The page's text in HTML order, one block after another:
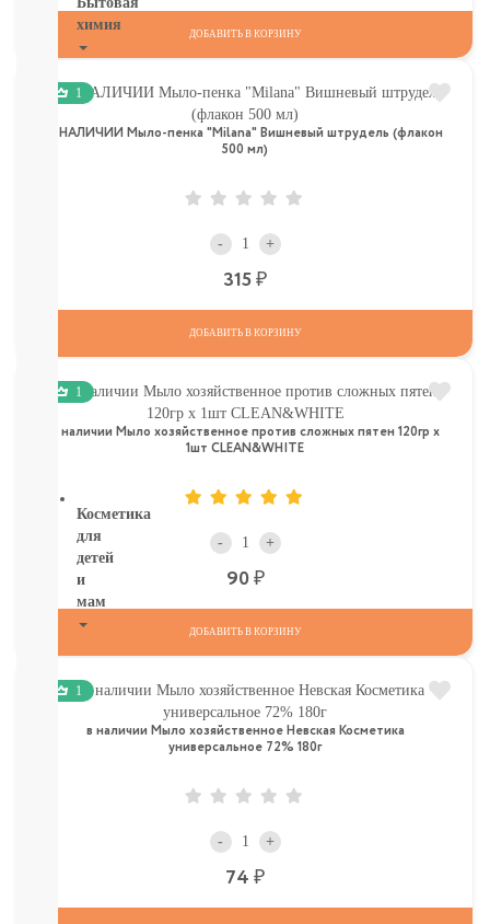
химия
Для
Кондиционеры
уборки
освежители
(губки,
Косметика
для
детей
и
мам
Глаза:
карандаш,
ВОЛОСЫ
ДОБАВИТЬ В КОРЗИНУ
1
В НАЛИЧИИ Мыло-пенка "Milana" Вишневый штрудель (флакон
500 мл)
- +
315
ДОБАВИТЬ В КОРЗИНУ
1
в наличии Мыло хозяйственное против сложных пятен 120гр х
1шт CLEAN&WHITE
- +
90
ДОБАВИТЬ В КОРЗИНУ
1
в наличии Мыло хозяйственное Невская Косметика
универсальное 72% 180г
- +
74